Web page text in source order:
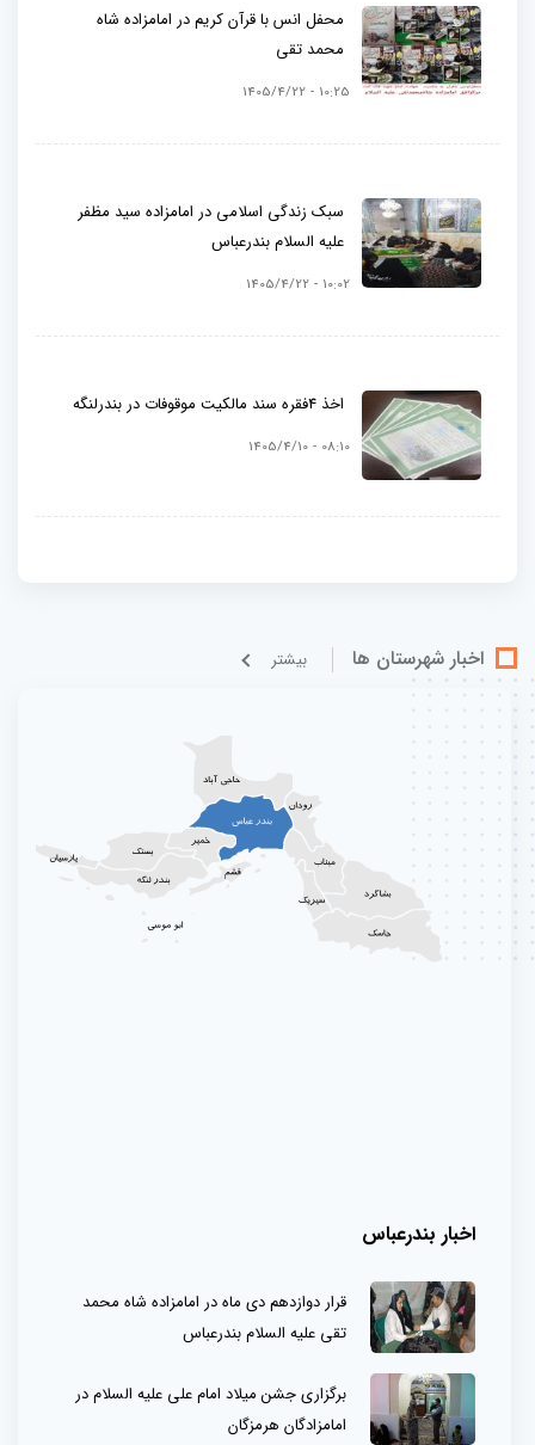
محفل انس با قرآن کریم در امامزاده شاه
محمد تقی
10:25 - 1405/4/22
سبک زندگی اسلامی در امامزاده سید مظفر
علیه السلام بندرعباس
10:02 - 1405/4/22
اخذ 4فقره سند مالکیت موقوفات در بندرلنگه
08:10 - 1405/4/10
اخبار شهرستان ها بيشتر
اخبار بندرعباس
قرار دوازدهم دی ماه در امامزاده شاه محمد
تقی علیه السلام بندرعباس
برگزاری جشن میلاد امام علی علیه السلام در
امامزادگان هرمزگان